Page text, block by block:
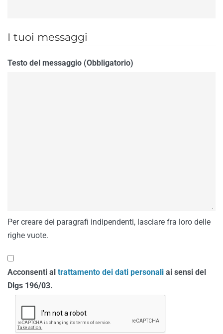
I tuoi messaggi
Testo del messaggio (Obbligatorio)
Per creare dei paragrafi indipendenti, lasciare fra loro delle
righe vuote.
Acconsenti al trattamento dei dati personali ai sensi del
Dlgs 196/03.